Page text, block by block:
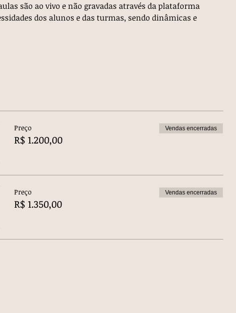
são ao vivo e não gravadas através da plataforma
dos alunos e das turmas, sendo dinâmicas e
Preço
R$ 1.200,00
Vendas encerradas
Preço
R$ 1.350,00
Vendas encerradas